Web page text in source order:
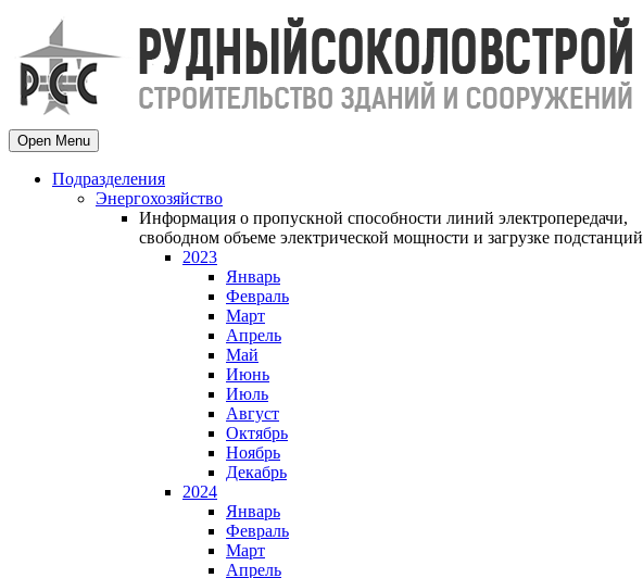
Open Menu
Подразделения
Энергохозяйство
Информация о пропускной способности линий электропередачи,
свободном объеме электрической мощности и загрузке подстанций
2023
Январь
Февраль
Март
Апрель
Май
Июнь
Июль
Август
Октябрь
Ноябрь
Декабрь
2024
Январь
Февраль
Март
Апрель